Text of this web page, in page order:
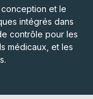
et le
intégrés dans
contrôle pour les
médicaux, et les